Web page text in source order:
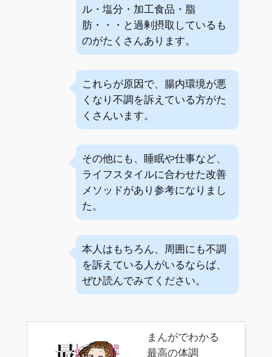
ル・塩分・加工食品・脂
肪・・・と過剰摂取しているも
のがたくさんあります。
これらが原因で、腸内環境が悪
くなり不調を訴えている方がた
くさんいます。
その他にも、睡眠や仕事など、
ライフスタイルに合わせた改善
メソッドがあり参考になりまし
た。
本人はもちろん、周囲にも不調
を訴えている人がいるならば、
ぜひ読んでみてください。
まんがでわかる
最高の体調